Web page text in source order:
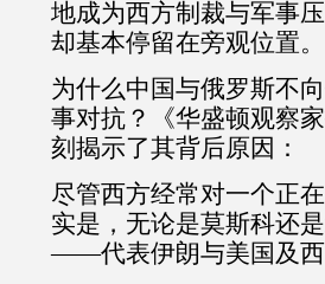
地成为西方制裁与军事
却基本停留在旁观位置。
为什么中国与俄罗斯不
事对抗？《华盛顿观察
刻揭示了其背后原因：
尽管西方经常对一个正
实是，无论是莫斯科还
——代表伊朗与美国及